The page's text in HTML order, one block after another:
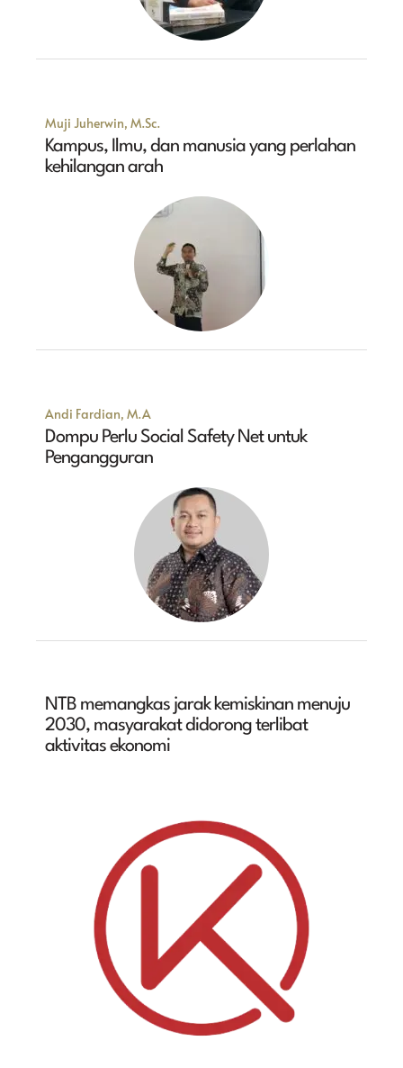
Muji Juherwin, M.Sc.
Kampus, Ilmu, dan manusia yang perlahan
kehilangan arah
Andi Fardian, M.A
Dompu Perlu Social Safety Net untuk
Pengangguran
NTB memangkas jarak kemiskinan menuju
2030, masyarakat didorong terlibat
aktivitas ekonomi